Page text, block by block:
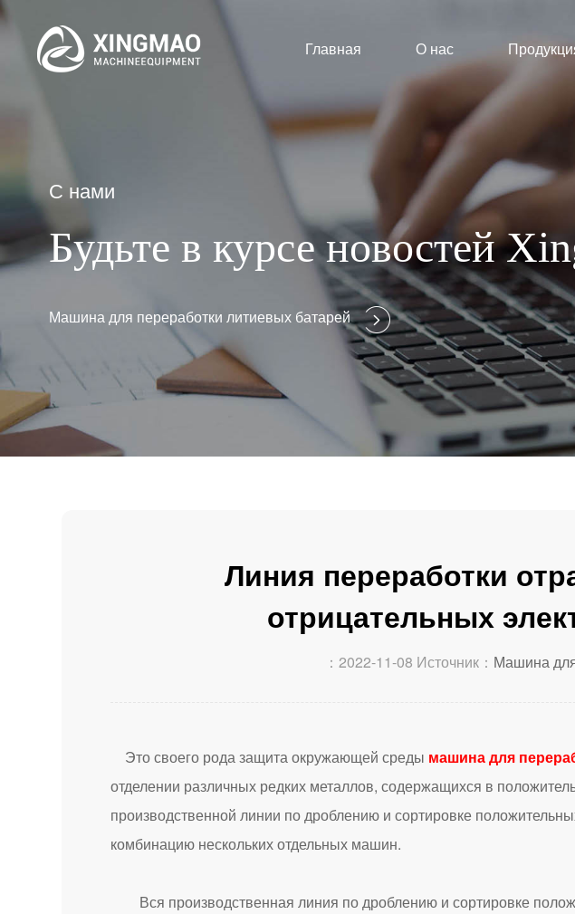
Главная О нас
С нами
Будьте в курсе новостей
Машина для переработки литиевых батарей
Линия переработки
отрицательных
：2022-11-08 Источник： Машина
Это своего рода защита окружающей среды машина для
отделении различных редких металлов, содержащихся в
производственной линии по дроблению и сортировке
комбинацию нескольких отдельных машин.
Вся производственная линия по дроблению и сортировке